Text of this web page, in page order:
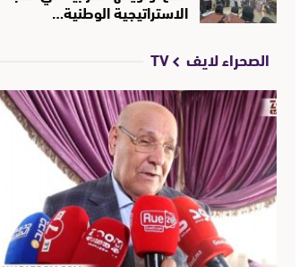
الاستراتيجية الوطنية…
الصحراء لايف TV